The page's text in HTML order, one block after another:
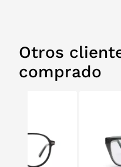
Otros
comprado